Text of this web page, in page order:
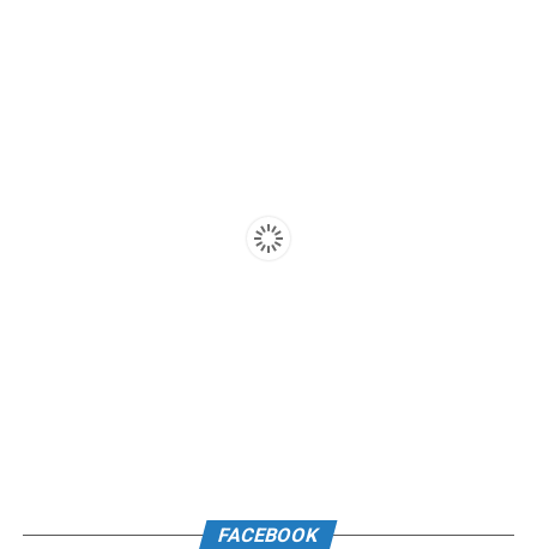
FACEBOOK